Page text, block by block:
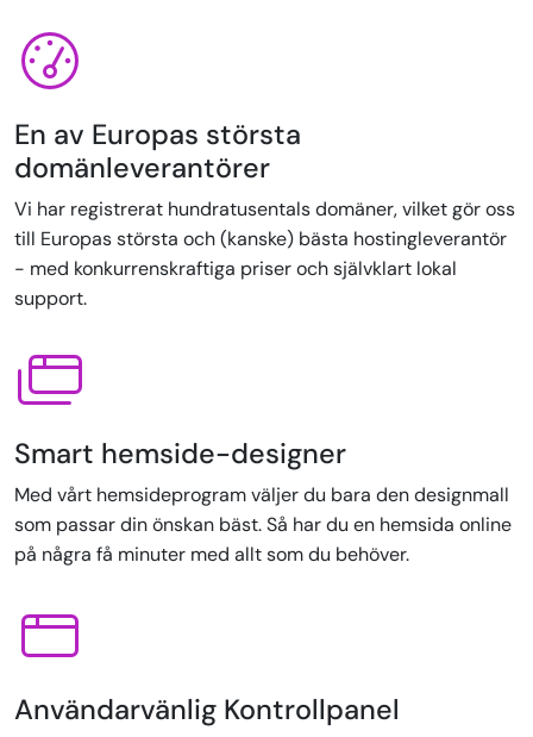
En av Europas största
domänleverantörer
Vi har registrerat hundratusentals domäner, vilket gör oss
till Europas största och (kanske) bästa hostingleverantör
- med konkurrenskraftiga priser och självklart lokal
support.
Smart hemside-designer
Med vårt hemsideprogram väljer du bara den designmall
som passar din önskan bäst. Så har du en hemsida online
på några få minuter med allt som du behöver.
Användarvänlig Kontrollpanel